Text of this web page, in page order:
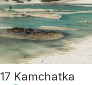
Kamchatka